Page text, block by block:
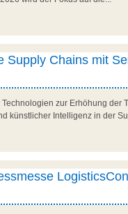
Supply Chains mit
zur Erhöhung der
künstlicher Intelligenz in der